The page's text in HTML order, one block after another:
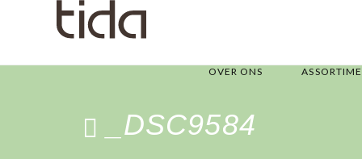
OVER ONS
_DSC9584